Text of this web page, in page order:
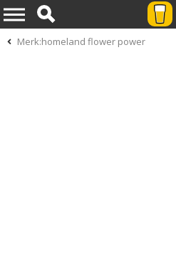
Merk:homeland flower power